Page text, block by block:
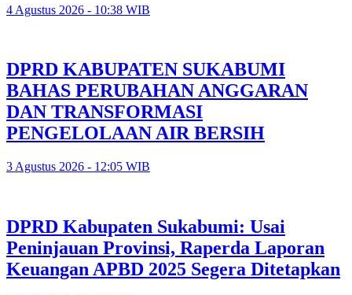
4 Agustus 2026 - 10:38 WIB
DPRD KABUPATEN SUKABUMI
BAHAS PERUBAHAN ANGGARAN
DAN TRANSFORMASI
PENGELOLAAN AIR BERSIH
3 Agustus 2026 - 12:05 WIB
DPRD Kabupaten Sukabumi: Usai
Peninjauan Provinsi, Raperda Laporan
Keuangan APBD 2025 Segera Ditetapkan